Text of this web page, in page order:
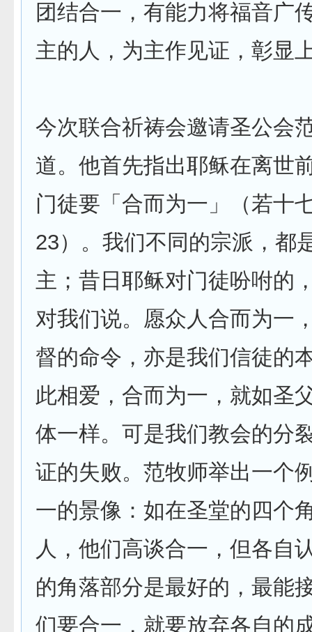
团结合一，有能力将福音广
主的人，为主作见证，彰显
今次联合祈祷会邀请圣公会
道。他首先指出耶稣在离世
门徒要「合而为一」（若十
23）。我们不同的宗派，都
主；昔日耶稣对门徒吩咐的
对我们说。愿众人合而为一
督的命令，亦是我们信徒的
此相爱，合而为一，就如圣
体一样。可是我们教会的分
证的失败。范牧师举出一个
一的景像：如在圣堂的四个
人，他们高谈合一，但各自
的角落部分是最好的，最能
们要合一，就要放弃各自的